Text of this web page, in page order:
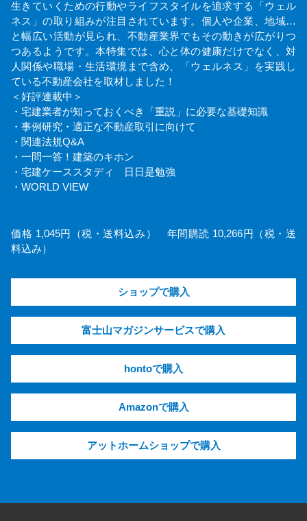
生きていくための行動やライフスタイルを追求する「ウェル
ネス」の取り組みが注目されています。個人や企業、地域…
と幅広い活動が見られ、不動産業界でもその動きが広がりつ
つあるようです。本特集では、心と体の健康だけでなく、対
人関係や職場・生活環境まで含め、「ウェルネス」を実践し
ている不動産会社を取材しました！
＜好評連載中＞
・宅建業者が知っておくべき「重説」に必要な基礎知識
・事例研究・適正な不動産取引に向けて
・関連法規Q&A
・一問一答！建築のキホン
・宅建ケーススタディ 日日是勉強
・WORLD VIEW
価格 1,045円（税・送料込み） 年間購読 10,266円（税・送
料込み）
ショップで購入
富士山マガジンサービスで購入
hontoで購入
Amazonで購入
アットホームショップで購入